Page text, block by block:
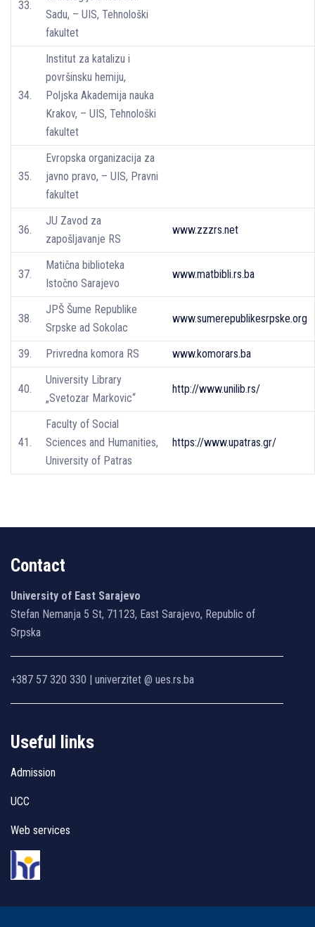
33.
Sadu, – UIS, Tehnološki
fakultet
34.
Institut za katalizu i
površinsku hemiju,
Poljska Akademija nauka
Krakov, – UIS, Tehnološki
fakultet
35.
Evropska organizacija za
javno pravo, – UIS, Pravni
fakultet
36.
JU Zavod za
zapošljavanje RS
www.zzzrs.net
37.
Matična biblioteka
Istočno Sarajevo
www.matbibli.rs.ba
38.
JPŠ Šume Republike
Srpske ad Sokolac
www.sumerepublikesrpske.org
39. Privredna komora RS www.komorars.ba
40.
University Library
„Svetozar Markovic“
http://www.unilib.rs/
41.
Faculty of Social
Sciences and Humanities,
University of Patras
https://www.upatras.gr/
Contact
University of East Sarajevo
Stefan Nemanja 5 St, 71123, East Sarajevo, Republic of
Srpska
+387 57 320 330 | univerzitet @ ues.rs.ba
Useful links
Admission
UCC
Web services